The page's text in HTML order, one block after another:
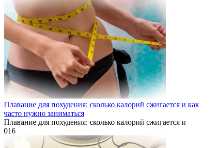
Плавание для похудения: сколько калорий сжигается и как
часто нужно заниматься
Плавание для похудения: сколько калорий сжигается и
016